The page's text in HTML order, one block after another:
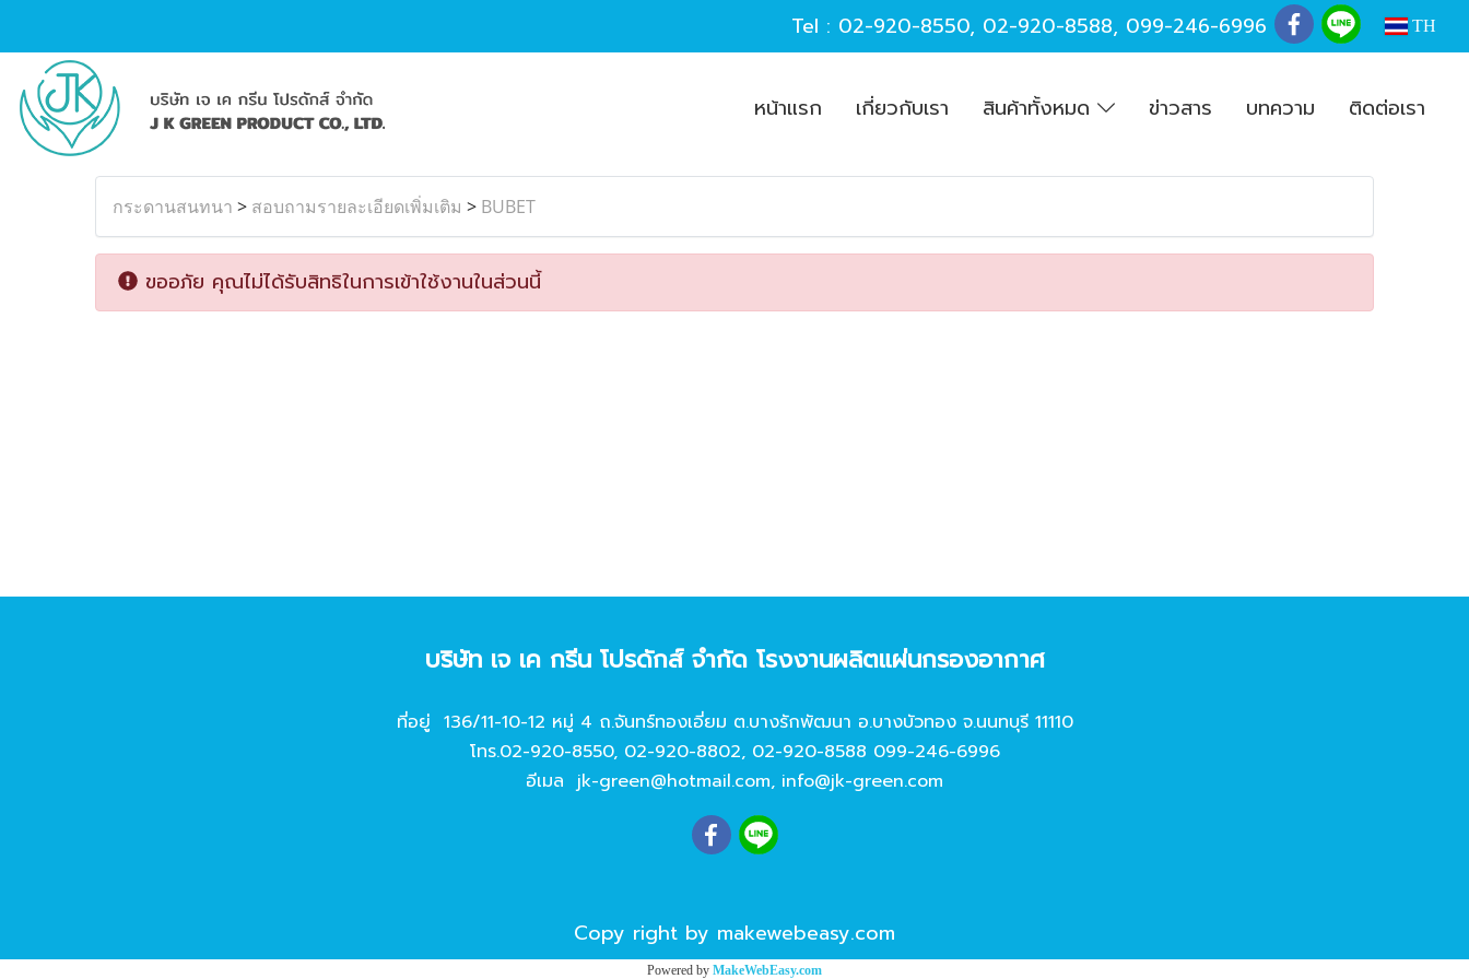
Tel : 02-920-8550, 02-920-8588, 099-246-6996 TH
หน้าแรก เกี่ยวกับเรา สินค้าทั้งหมด ข่าวสาร บทความ ติดต่อเรา
กระดานสนทนา > สอบถามรายละเอียดเพิ่มเติม > BUBET
ขออภัย คุณไม่ได้รับสิทธิในการเข้าใช้งานในส่วนนี้
บริษัท เจ เค กรีน โปรดักส์ จํากัด โรงงานผลิตแผ่นกรองอากาศ
ที่อยู่ 136/11-10-12 หมู่ 4 ถ.จันทร์ทองเอี่ยม ต.บางรักพัฒนา อ.บางบัวทอง จ.นนทบุรี 11110
โทร.02-920-8550, 02-920-8802, 02-920-8588 099-246-6996
อีเมล jk-green@hotmail.com, info@jk-green.com
Copy right by makewebeasy.com
Powered by MakeWebEasy.com